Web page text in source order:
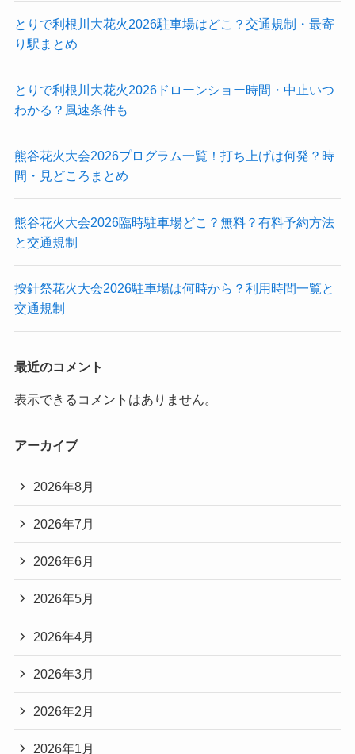
とりで利根川大花火2026駐車場はどこ？交通規制・最寄
り駅まとめ
とりで利根川大花火2026ドローンショー時間・中止いつ
わかる？風速条件も
熊谷花火大会2026プログラム一覧！打ち上げは何発？時
間・見どころまとめ
熊谷花火大会2026臨時駐車場どこ？無料？有料予約方法
と交通規制
按針祭花火大会2026駐車場は何時から？利用時間一覧と
交通規制
最近のコメント
表示できるコメントはありません。
アーカイブ
2026年8月
2026年7月
2026年6月
2026年5月
2026年4月
2026年3月
2026年2月
2026年1月